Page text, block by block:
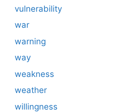
vulnerability
war
warning
way
weakness
weather
willingness